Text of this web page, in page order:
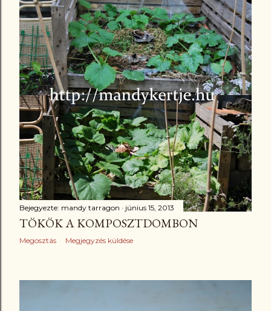
Bejegyezte: mandy tarragon június 15, 2013
TÖKÖK A KOMPOSZTDOMBON
Megosztás Megjegyzés küldése